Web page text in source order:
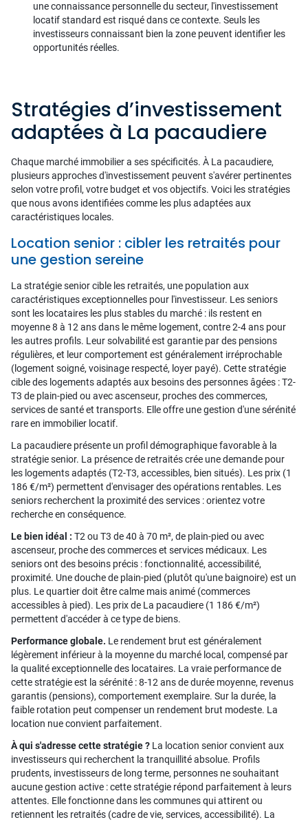
une connaissance personnelle du secteur, l'investissement
locatif standard est risqué dans ce contexte. Seuls les
investisseurs connaissant bien la zone peuvent identifier les
opportunités réelles.
Stratégies d’investissement
adaptées à La pacaudiere
Chaque marché immobilier a ses spécificités. À La pacaudiere,
plusieurs approches d'investissement peuvent s'avérer pertinentes
selon votre profil, votre budget et vos objectifs. Voici les stratégies
que nous avons identifiées comme les plus adaptées aux
caractéristiques locales.
Location senior : cibler les retraités pour
une gestion sereine
La stratégie senior cible les retraités, une population aux
caractéristiques exceptionnelles pour l'investisseur. Les seniors
sont les locataires les plus stables du marché : ils restent en
moyenne 8 à 12 ans dans le même logement, contre 2-4 ans pour
les autres profils. Leur solvabilité est garantie par des pensions
régulières, et leur comportement est généralement irréprochable
(logement soigné, voisinage respecté, loyer payé). Cette stratégie
cible des logements adaptés aux besoins des personnes âgées : T2-
T3 de plain-pied ou avec ascenseur, proches des commerces,
services de santé et transports. Elle offre une gestion d'une sérénité
rare en immobilier locatif.
La pacaudiere présente un profil démographique favorable à la
stratégie senior. La présence de retraités crée une demande pour
les logements adaptés (T2-T3, accessibles, bien situés). Les prix (1
186 €/m²) permettent d'envisager des opérations rentables. Les
seniors recherchent la proximité des services : orientez votre
recherche en conséquence.
Le bien idéal : T2 ou T3 de 40 à 70 m², de plain-pied ou avec
ascenseur, proche des commerces et services médicaux. Les
seniors ont des besoins précis : fonctionnalité, accessibilité,
proximité. Une douche de plain-pied (plutôt qu'une baignoire) est un
plus. Le quartier doit être calme mais animé (commerces
accessibles à pied). Les prix de La pacaudiere (1 186 €/m²)
permettent d'accéder à ce type de biens.
Performance globale. Le rendement brut est généralement
légèrement inférieur à la moyenne du marché local, compensé par
la qualité exceptionnelle des locataires. La vraie performance de
cette stratégie est la sérénité : 8-12 ans de durée moyenne, revenus
garantis (pensions), comportement exemplaire. Sur la durée, la
faible rotation peut compenser un rendement brut modeste. La
location nue convient parfaitement.
À qui s'adresse cette stratégie ? La location senior convient aux
investisseurs qui recherchent la tranquillité absolue. Profils
prudents, investisseurs de long terme, personnes ne souhaitant
aucune gestion active : cette stratégie répond parfaitement à leurs
attentes. Elle fonctionne dans les communes qui attirent ou
retiennent les retraités (cadre de vie, services, accessibilité). La